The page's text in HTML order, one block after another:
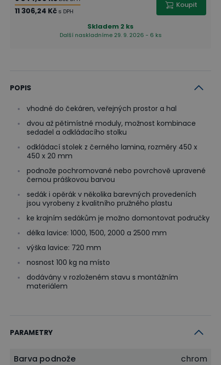
11 306,24 Kč s DPH
Koupit
Skladem 2 ks
Další naskladníme 29. 9. 2026 - 6 ks
POPIS
vhodné do čekáren, veřejných prostor a hal
dvou až pětimístné moduly, možnost kombinace
sedadel a odkládacího stolku
odkládací stolek z černého lamina, rozměry 450 x
450 x 20 mm
podnože pochromované nebo povrchově upravené
černou práškovou barvou
sedák i opěrák v několika barevných provedeních
jsou vyrobeny z kvalitního pružného plastu
ke krajním sedákům je možno domontovat područky
délka lavice: 1000, 1500, 2000 a 2500 mm
výška lavice: 720 mm
nosnost 100 kg na místo
dodávány v rozloženém stavu s montážním
materiálem
PARAMETRY
Barva podnože
chrom